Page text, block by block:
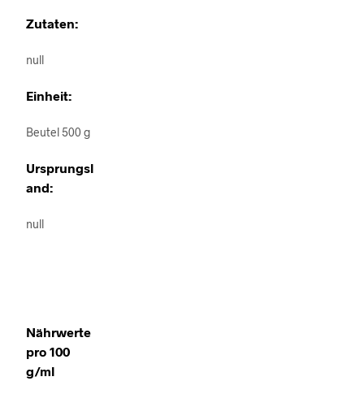
Zutaten:
null
Einheit:
Beutel 500 g
Ursprungsl
and:
null
Nährwerte
pro 100
g/ml